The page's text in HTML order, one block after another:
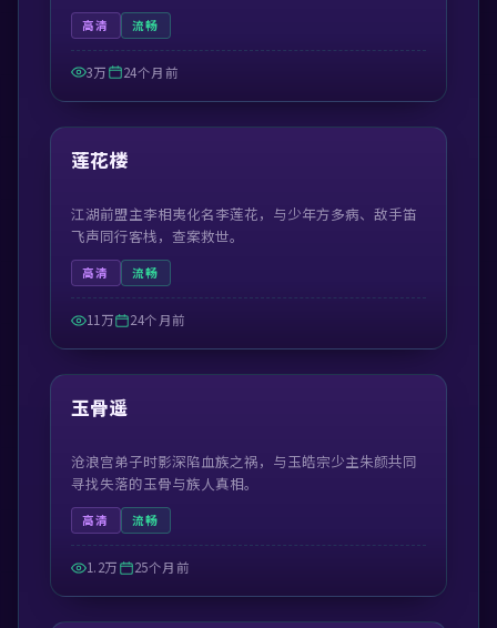
高清 流畅
3万 24个月前
最新
44:30
莲花楼
江湖前盟主李相夷化名李莲花，与少年方多病、敌手笛
飞声同行客栈，查案救世。
高清 流畅
11万 24个月前
最新
55:13
玉骨遥
沧浪宫弟子时影深陷血族之祸，与玉皓宗少主朱颜共同
寻找失落的玉骨与族人真相。
高清 流畅
1.2万 25个月前
45:05